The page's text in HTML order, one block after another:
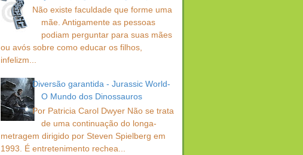
Não existe faculdade que forme uma
mãe. Antigamente as pessoas
podiam perguntar para suas mães
ou avós sobre como educar os filhos,
infelizm...
Diversão garantida - Jurassic World-
O Mundo dos Dinossauros
Por Patricia Carol Dwyer Não se trata
de uma continuação do longa-
metragem dirigido por Steven Spielberg em
1993. É entretenimento rechea...